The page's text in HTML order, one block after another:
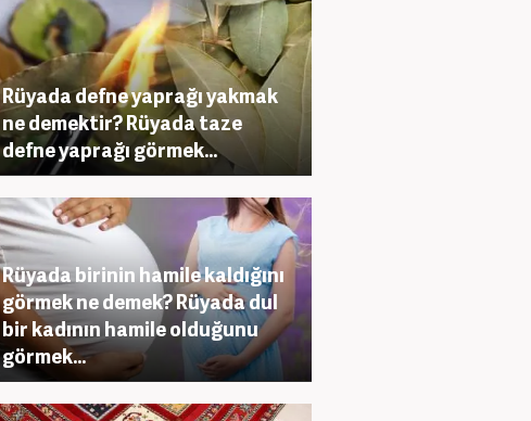
Rüyada defne yaprağı yakmak
ne demektir? Rüyada taze
defne yaprağı görmek...
Rüyada birinin hamile kaldığını
görmek ne demek? Rüyada dul
bir kadının hamile olduğunu
görmek...